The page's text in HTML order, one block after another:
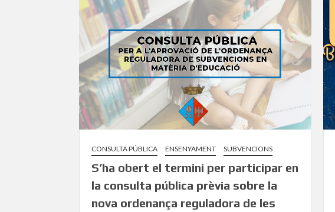
CONSULTA PÚBLICA ENSENYAMENT SUBVENCIONS
S’ha obert el termini per participar en
la consulta pública prèvia sobre la
nova ordenança reguladora de les